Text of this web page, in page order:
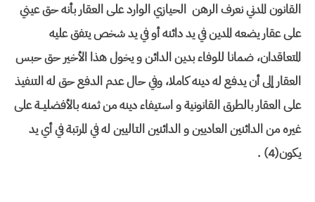
القانون المدني نعرف الرهن الحيازي الوارد على العقار بأنه حق عيني
على عقار يضعه المدين في يد دائنه أو في يد شخص يتفق عليه
المتعاقدان، ضمانا للوفاء بدين الدائن و يخول هذا الأخير حق حبس
العقار إلى أن يدفع له دينه كاملا، وفي حال عدم الدفع حق له التنفيذ
على العقار بالطرق القانونية و استيفاء دينه من ثمنه بالأفضليــة على
غيره من الدائنين العاديين و الدائنين التاليين له في المرتبة في أي يد
يكون(4) .